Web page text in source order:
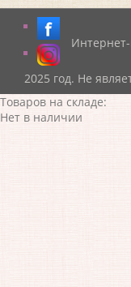
2025 год. Не
Товаров на складе:
Нет в наличии